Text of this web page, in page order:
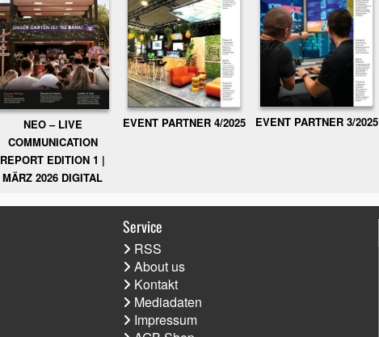
NEO – LIVE
COMMUNICATION
REPORT EDITION 1 |
MÄRZ 2026 DIGITAL
EVENT PARTNER 4/2025 EVENT PARTNER 3/2025
Service
RSS
About us
Kontakt
Mediadaten
Impressum